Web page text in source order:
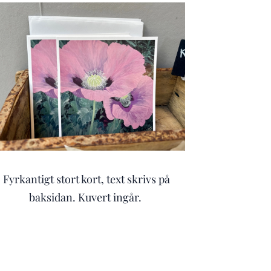
Fyrkantigt stort kort, text skrivs på
baksidan. Kuvert ingår.